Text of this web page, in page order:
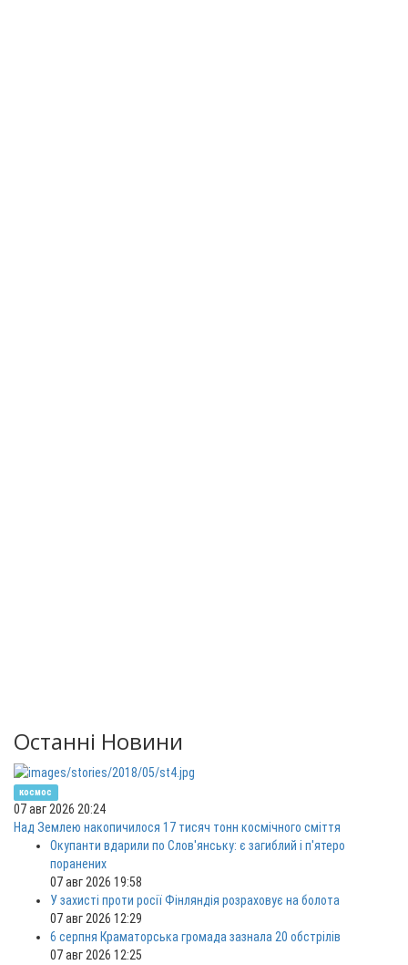
Останні Новини
космос
07 авг 2026 20:24
Над Землею накопичилося 17 тисяч тонн космічного сміття
Окупанти вдарили по Слов'янську: є загиблий і п'ятеро
поранених
07 авг 2026 19:58
У захисті проти росії Фінляндія розраховує на болота
07 авг 2026 12:29
6 серпня Краматорська громада зазнала 20 обстрілів
07 авг 2026 12:25